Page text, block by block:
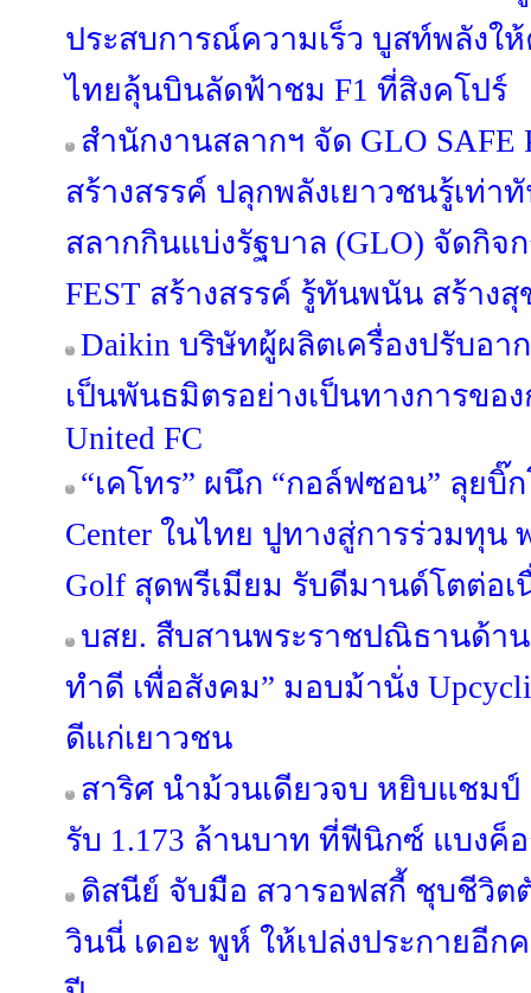
ประสบการณ์ความเร็ว บูสท์พลัง
ไทยลุ้นบินลัดฟ้าชม F1 ที่สิงคโปร์
สำนักงานสลากฯ จัด GLO SAFE
สร้างสรรค์ ปลุกพลังเยาวชนรู้เท่
สลากกินแบ่งรัฐบาล (GLO) จัดกิจก
FEST สร้างสรรค์ รู้ทันพนัน สร้าง
Daikin บริษัทผู้ผลิตเครื่องปรับอา
เป็นพันธมิตรอย่างเป็นทางการขอ
United FC
“เคโทร” ผนึก “กอล์ฟซอน” ลุยบิ๊
Center ในไทย ปูทางสู่การร่วมทุน
Golf สุดพรีเมียม รับดีมานด์โตต่อเ
บสย. สืบสานพระราชปณิธานด้า
ทำดี เพื่อสังคม” มอบม้านั่ง
ดีแก่เยาวชน
สาริศ นำม้วนเดียวจบ หยิบแชมป์
รับ 1.173 ล้านบาท ที่ฟีนิกซ์ แบงค็
ดิสนีย์ จับมือ สวารอฟสกี้ ชุบชีวิต
วินนี่ เดอะ พูห์ ให้เปล่งประกายอีก